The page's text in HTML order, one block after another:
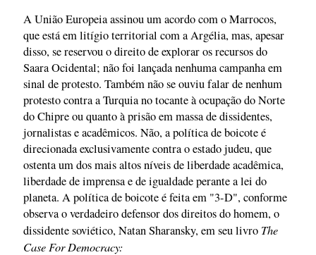
A União Europeia assinou um acordo com o Marrocos,
que está em litígio territorial com a Argélia, mas, apesar
disso, se reservou o direito de explorar os recursos do
Saara Ocidental; não foi lançada nenhuma campanha em
sinal de protesto. Também não se ouviu falar de nenhum
protesto contra a Turquia no tocante à ocupação do Norte
do Chipre ou quanto à prisão em massa de dissidentes,
jornalistas e acadêmicos. Não, a política de boicote é
direcionada exclusivamente contra o estado judeu, que
ostenta um dos mais altos níveis de liberdade acadêmica,
liberdade de imprensa e de igualdade perante a lei do
planeta. A política de boicote é feita em "3-D", conforme
observa o verdadeiro defensor dos direitos do homem, o
dissidente soviético, Natan Sharansky, em seu livro The
Case For Democracy: